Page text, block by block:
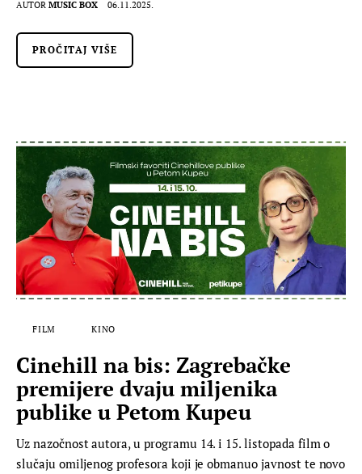
AUTOR MUSIC BOX 06.11.2025.
PROČITAJ VIŠE
FILM KINO
Cinehill na bis: Zagrebačke
premijere dvaju miljenika
publike u Petom Kupeu
Uz nazočnost autora, u programu 14. i 15. listopada film o
slučaju omiljenog profesora koji je obmanuo javnost te novo